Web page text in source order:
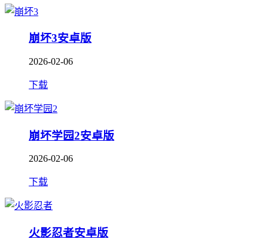
崩坏3安卓版
2026-02-06
下载
崩坏学园2安卓版
2026-02-06
下载
火影忍者安卓版